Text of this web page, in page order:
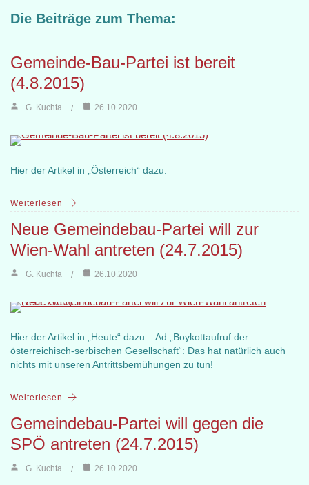
Die Beiträge zum Thema:
Gemeinde-Bau-Partei ist bereit
(4.8.2015)
G. Kuchta 26.10.2020
Hier der Artikel in „Österreich“ dazu.
Weiterlesen
Neue Gemeindebau-Partei will zur
Wien-Wahl antreten (24.7.2015)
G. Kuchta 26.10.2020
Hier der Artikel in „Heute“ dazu. Ad „Boykottaufruf der
österreichisch-serbischen Gesellschaft“: Das hat natürlich auch
nichts mit unseren Antrittsbemühungen zu tun!
Weiterlesen
Gemeindebau-Partei will gegen die
SPÖ antreten (24.7.2015)
G. Kuchta 26.10.2020